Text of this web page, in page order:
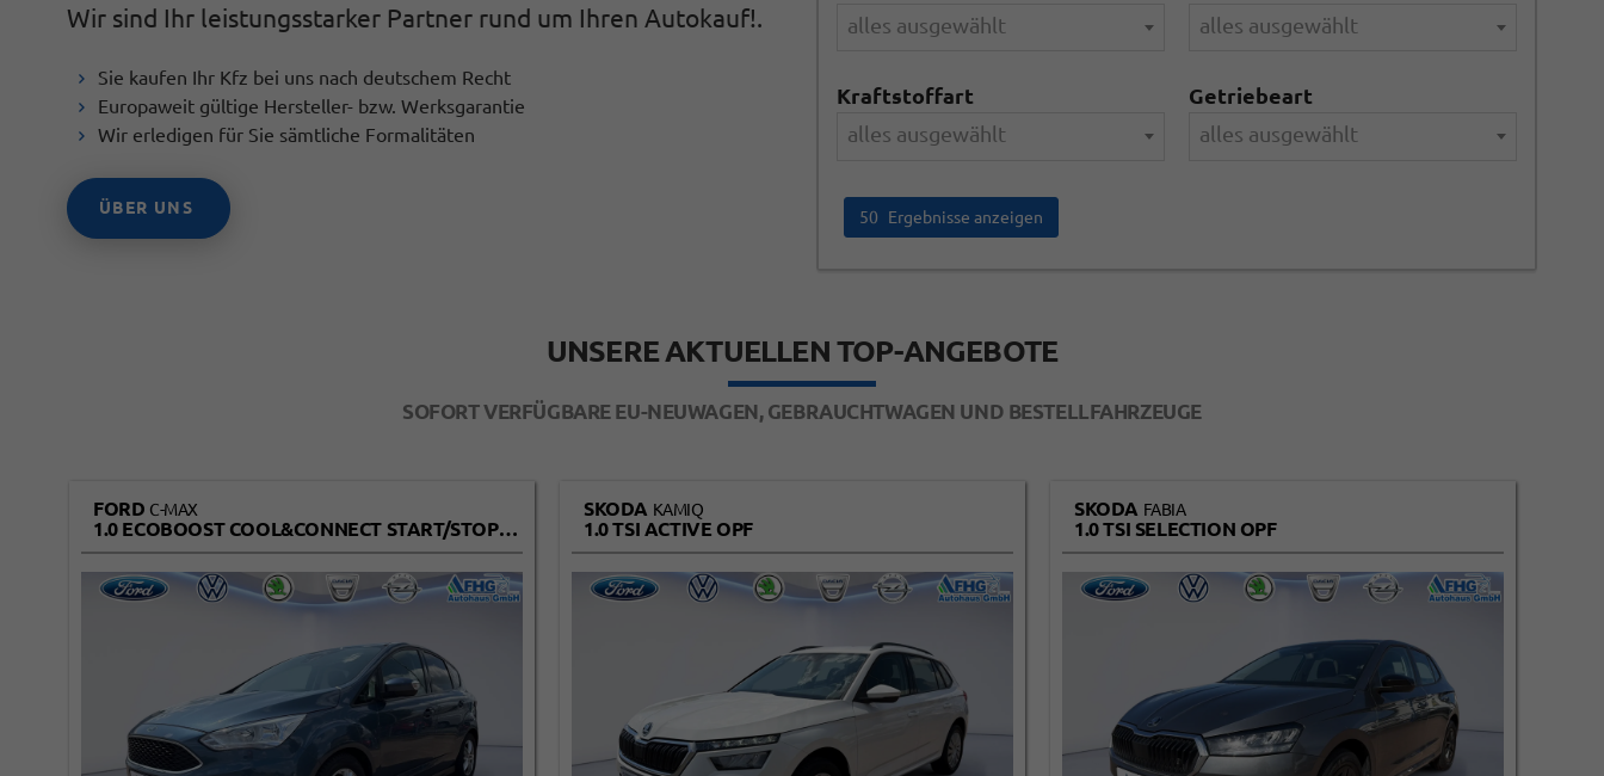
Wir sind Ihr leistungsstarker Partner rund um Ihren Autokauf!.
Sie kaufen Ihr Kfz bei uns nach deutschem Recht
Europaweit gültige Hersteller- bzw. Werksgarantie
Wir erledigen für Sie sämtliche Formalitäten
ÜBER UNS
alles ausgewählt
alles ausgewählt
Kraftstoffart
alles ausgewählt
Getriebeart
alles ausgewählt
50 Ergebnisse anzeigen
UNSERE AKTUELLEN TOP-ANGEBOTE
SOFORT VERFÜGBARE EU-NEUWAGEN, GEBRAUCHTWAGEN UND BESTELLFAHRZEUGE
FORD C-MAX
1.0 ECOBOOST COOL&CONNECT START/STOPP EURO 6
SKODA KAMIQ
1.0 TSI ACTIVE OPF
SKODA FABIA
1.0 TSI SELECTION OPF